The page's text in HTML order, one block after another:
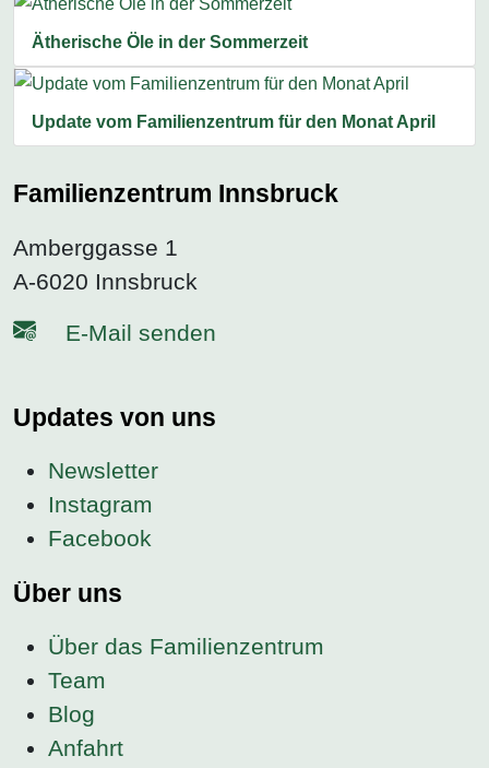
Ätherische Öle in der Sommerzeit
Update vom Familienzentrum für den Monat April
Familienzentrum Innsbruck
Amberggasse 1
A-6020 Innsbruck
E-Mail senden
Updates von uns
Newsletter
Instagram
Facebook
Über uns
Über das Familienzentrum
Team
Blog
Anfahrt